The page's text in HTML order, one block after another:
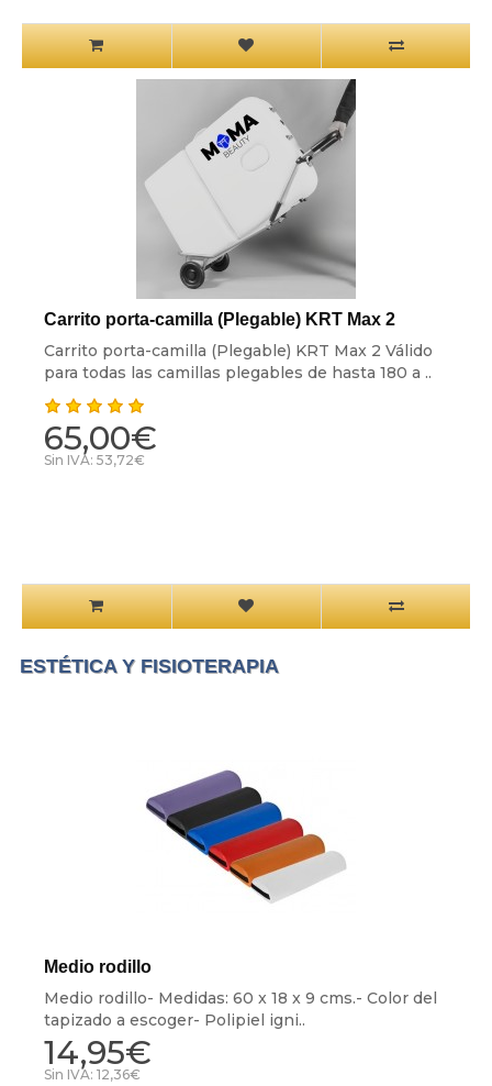
Carrito porta-camilla (Plegable) KRT Max 2
Carrito porta-camilla (Plegable) KRT Max 2 Válido
para todas las camillas plegables de hasta 180 a ..
65,00€
Sin IVA: 53,72€
ESTÉTICA Y FISIOTERAPIA
Medio rodillo
Medio rodillo- Medidas: 60 x 18 x 9 cms.- Color del
tapizado a escoger- Polipiel igni..
14,95€
Sin IVA: 12,36€